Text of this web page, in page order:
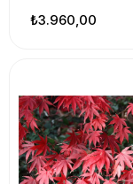
₺3.960,00